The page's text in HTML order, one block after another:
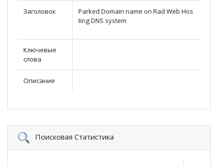
Заголовок
Parked Domain name on Rad Web Hos
ting DNS system
Ключевые
слова
Описание
Поисковая Статистика